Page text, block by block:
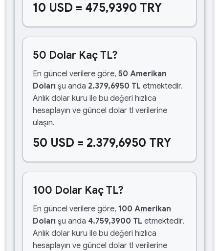
10 USD = 475,9390 TRY
50 Dolar Kaç TL?
En güncel verilere göre, 50 Amerikan
Doları şu anda 2.379,6950 TL etmektedir.
Anlık dolar kuru ile bu değeri hızlıca
hesaplayın ve güncel dolar tl verilerine
ulaşın.
50 USD = 2.379,6950 TRY
100 Dolar Kaç TL?
En güncel verilere göre, 100 Amerikan
Doları şu anda 4.759,3900 TL etmektedir.
Anlık dolar kuru ile bu değeri hızlıca
hesaplayın ve güncel dolar tl verilerine